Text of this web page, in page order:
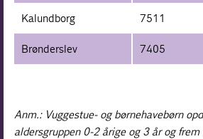
Kalundborg 7511
Brønderslev 7405
Anm.: Vuggestue- og børnehavebørn
aldersgruppen 0-2 årige og 3 år og